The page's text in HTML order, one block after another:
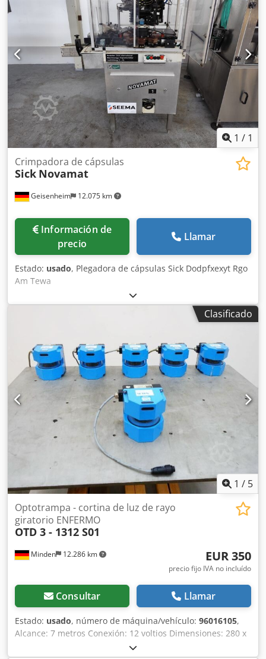
1 / 1
Geisenheim 12.075 km
Crimpadora de cápsulas
Sick Novamat
Información de
precio
Llamar
Estado: usado, Plegadora de cápsulas Sick Dodpfxexyt Rgo
Am Tewa
Clasificado
1 / 5
Minden 12.286 km
Optotrampa - cortina de luz de rayo
giratorio ENFERMO
OTD 3 - 1312 S01
EUR 350
precio fijo IVA no incluído
Consultar Llamar
Estado: usado, número de máquina/vehículo: 96016105,
Alcance: 7 metros Conexión: 12 voltios Dimensiones: 280 x
180 x 320 mm Peso: aproximadamente 3,5 kg *Los